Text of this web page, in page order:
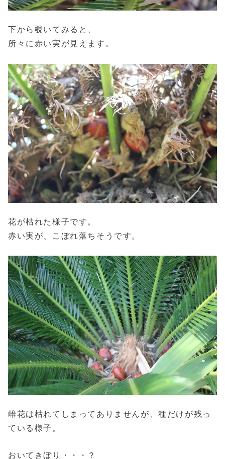
下から覗いてみると、
所々に赤い実が見えます。
花が枯れた様子です。
赤い実が、こぼれ落ちそうです。
雌花は枯れてしまってありませんが、種だけが残っ
ている様子。
おいてきぼり・・・？